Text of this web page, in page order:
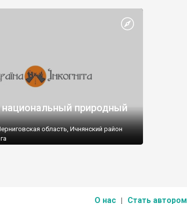
национальный природный
область, Ичнянский район
О нас Стать автором